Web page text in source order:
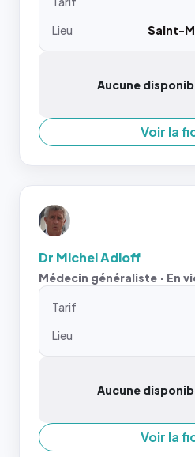
Lieu
Saint-
Aucune
Voir la
Dr Michel Adloff
Médecin généraliste · En
Tarif
Lieu
Aucune
Voir la